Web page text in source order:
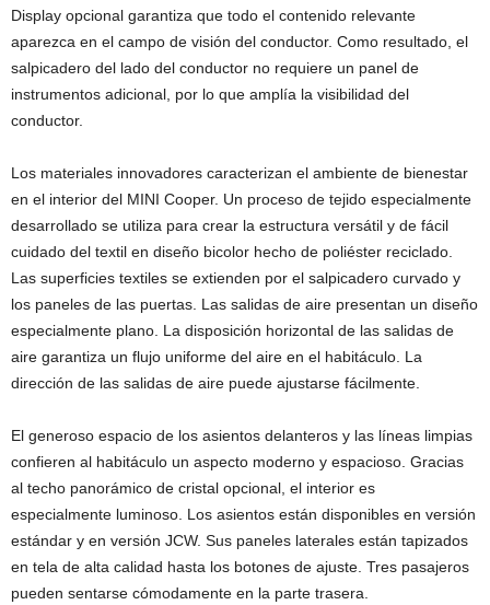
Display opcional garantiza que todo el contenido relevante
aparezca en el campo de visión del conductor. Como resultado, el
salpicadero del lado del conductor no requiere un panel de
instrumentos adicional, por lo que amplía la visibilidad del
conductor.
Los materiales innovadores caracterizan el ambiente de bienestar
en el interior del MINI Cooper. Un proceso de tejido especialmente
desarrollado se utiliza para crear la estructura versátil y de fácil
cuidado del textil en diseño bicolor hecho de poliéster reciclado.
Las superficies textiles se extienden por el salpicadero curvado y
los paneles de las puertas. Las salidas de aire presentan un diseño
especialmente plano. La disposición horizontal de las salidas de
aire garantiza un flujo uniforme del aire en el habitáculo. La
dirección de las salidas de aire puede ajustarse fácilmente.
El generoso espacio de los asientos delanteros y las líneas limpias
confieren al habitáculo un aspecto moderno y espacioso. Gracias
al techo panorámico de cristal opcional, el interior es
especialmente luminoso. Los asientos están disponibles en versión
estándar y en versión JCW. Sus paneles laterales están tapizados
en tela de alta calidad hasta los botones de ajuste. Tres pasajeros
pueden sentarse cómodamente en la parte trasera.